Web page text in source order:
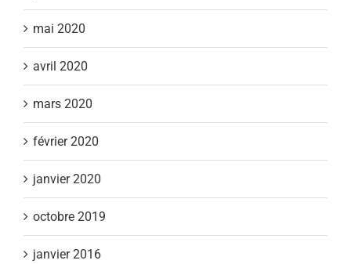
mai 2020
avril 2020
mars 2020
février 2020
janvier 2020
octobre 2019
janvier 2016